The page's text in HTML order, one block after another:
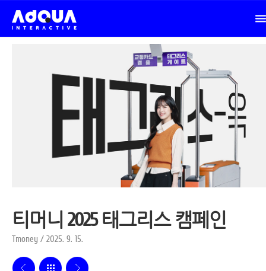
티머니 2025 태그리스 캠페인
Tmoney / 2025. 9. 15.